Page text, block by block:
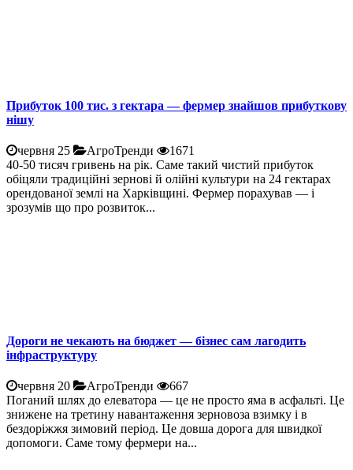
Прибуток 100 тис. з гектара — фермер знайшов прибуткову
нішу
червня 25 АгроТренди
1671
40-50 тисяч гривень на рік. Саме такий чистий прибуток
обіцяли традиційні зернові й олійні культури на 24 гектарах
орендованої землі на Харківщині. Фермер порахував — і
зрозумів що про розвиток...
Дороги не чекають на бюджет — бізнес сам лагодить
інфраструктуру
червня 20 АгроТренди
667
Поганий шлях до елеватора — це не просто яма в асфальті. Це
знижене на третину навантаження зерновоза взимку і в
бездоріжжя зимовий період. Це довша дорога для швидкої
допомоги. Саме тому фермери на...